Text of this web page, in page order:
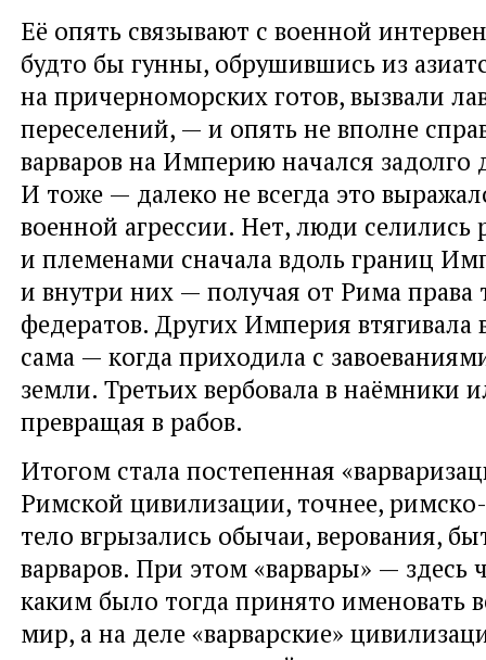
Её опять связывают с военной
будто бы гунны, обрушившись из
на причерноморских готов, вызвали
переселений, — и опять не вполне
варваров на Империю начался задолго
И тоже — далеко не всегда это
военной агрессии. Нет, люди селились
и племенами сначала вдоль границ
и внутри них — получая от Рима права
федератов. Других Империя втягивала
сама — когда приходила с
земли. Третьих вербовала в наёмники
превращая в рабов.
Итогом стала постепенная
Римской цивилизации, точнее,
тело вгрызались обычаи, верования,
варваров. При этом «варвары» — здесь
каким было тогда принято именовать
мир, а на деле «варварские»